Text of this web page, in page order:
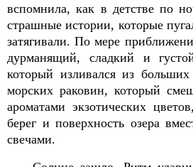
вспомнила, как в детстве по
страшные истории, которые
затягивали. По мере
дурманящий, сладкий и
который изливался из
морских раковин, который
ароматами экзотических
берег и поверхность озера
свечами.